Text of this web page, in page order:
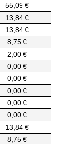
55,09 €
13,84 €
13,84 €
8,75 €
2,00 €
0,00 €
0,00 €
0,00 €
0,00 €
0,00 €
13,84 €
8,75 €